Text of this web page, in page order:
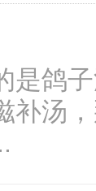
是鸽
补汤